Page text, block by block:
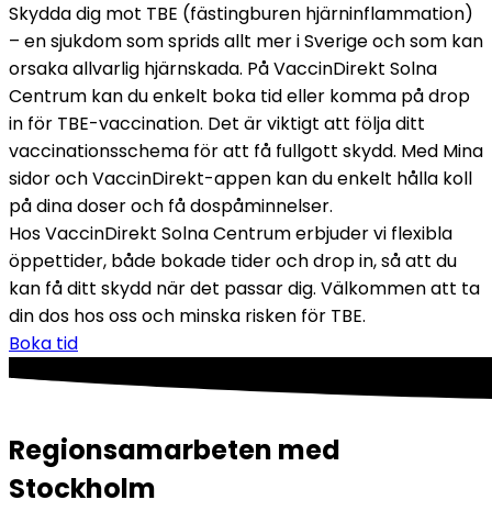
Skydda dig mot TBE (fästingburen hjärninflammation)
– en sjukdom som sprids allt mer i Sverige och som kan
orsaka allvarlig hjärnskada. På VaccinDirekt Solna
Centrum kan du enkelt boka tid eller komma på drop
in för TBE-vaccination. Det är viktigt att följa ditt
vaccinationsschema för att få fullgott skydd. Med Mina
sidor och VaccinDirekt-appen kan du enkelt hålla koll
på dina doser och få dospåminnelser.
Hos VaccinDirekt Solna Centrum erbjuder vi flexibla
öppettider, både bokade tider och drop in, så att du
kan få ditt skydd när det passar dig. Välkommen att ta
din dos hos oss och minska risken för TBE.
Boka tid
Regionsamarbeten med
Stockholm